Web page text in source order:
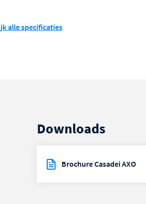
alle specificaties
Downloads
Brochure Casadei AXO